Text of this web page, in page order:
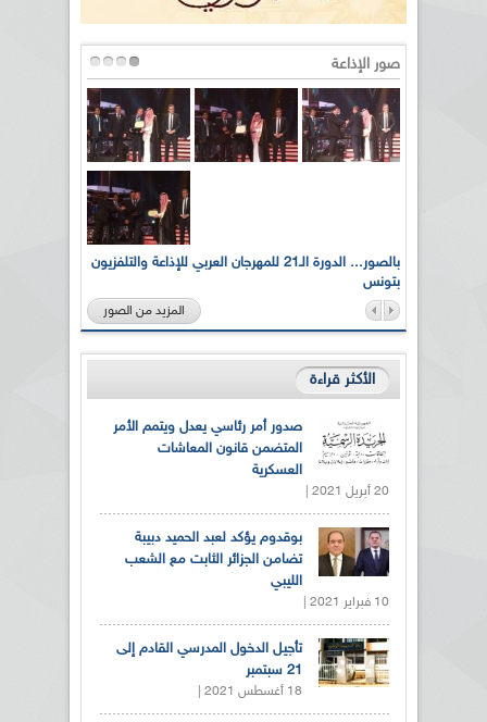
صور الإذاعة
بالصور... الدورة الـ21 للمهرجان العربي للإذاعة والتلفزيون
بتونس
المزيد من الصور
الأكثر قراءة
صدور أمر رئاسي يعدل ويتمم الأمر
المتضمن قانون المعاشات
العسكرية
20 أبريل 2021 |
بوقدوم يؤكد لعبد الحميد دبيبة
تضامن الجزائر الثابت مع الشعب
الليبي
10 فبراير 2021 |
تأجيل الدخول المدرسي القادم إلى
21 سبتمبر
18 أغسطس 2021 |